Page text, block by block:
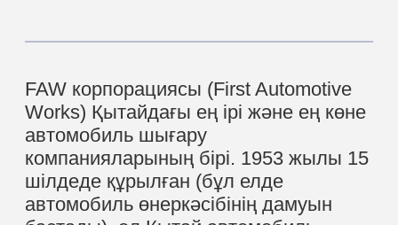
FORTUNE 500-ТЕ
131 ОРЫН